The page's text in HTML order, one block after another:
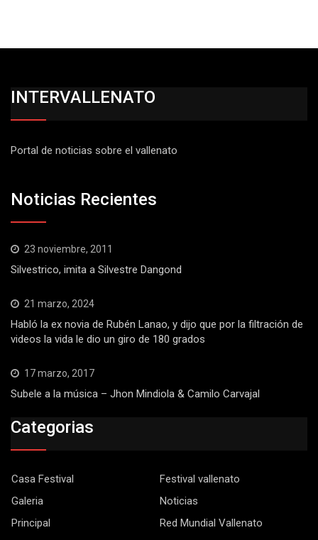
INTERVALLENATO
Portal de noticias sobre el vallenato
Noticias Recientes
23 noviembre, 2011
Silvestrico, imita a Silvestre Dangond
21 marzo, 2024
Habló la ex novia de Rubén Lanao, y dijo que por la filtración de
videos la vida le dio un giro de 180 grados
17 marzo, 2017
Subele a la música – Jhon Mindiola & Camilo Carvajal
Categorias
Casa Festival
Festival vallenato
Galeria
Noticias
Principal
Red Mundial Vallenato